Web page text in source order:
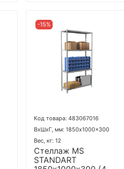
-15%
Код товара: 483067016
ВхШхГ, мм: 1850x1000x300
Вес, кг: 12
Стеллаж MS
STANDART